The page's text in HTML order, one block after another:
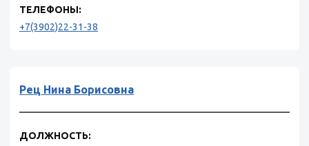
ТЕЛЕФОНЫ:
+7(3902)22-31-38
Рец Нина Борисовна
ДОЛЖНОСТЬ: